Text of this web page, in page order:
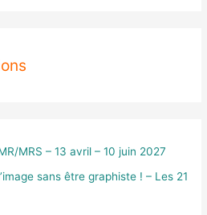
MRS – 13 avril – 10 juin 2027
sans être graphiste ! – Les 21